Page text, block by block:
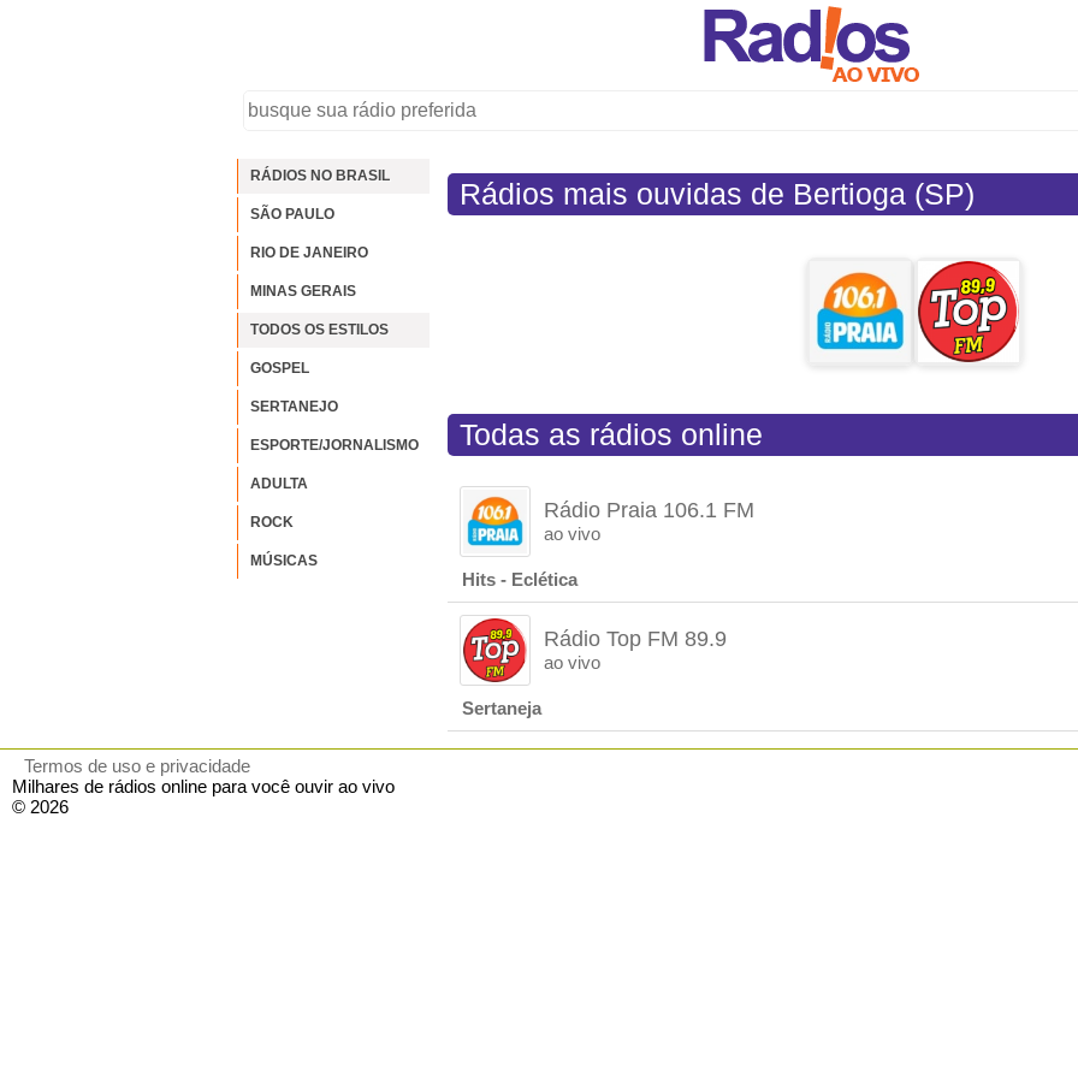
RÁDIOS NO BRASIL
SÃO PAULO
RIO DE JANEIRO
MINAS GERAIS
TODOS OS ESTILOS
GOSPEL
SERTANEJO
ESPORTE/JORNALISMO
ADULTA
ROCK
MÚSICAS
Rádios mais ouvidas de Bertioga (SP)
Todas as rádios online
Rádio Praia 106.1 FM
ao vivo
Hits - Eclética
Rádio Top FM 89.9
ao vivo
Sertaneja
Termos de uso e privacidade
Milhares de rádios online para você ouvir ao vivo
© 2026